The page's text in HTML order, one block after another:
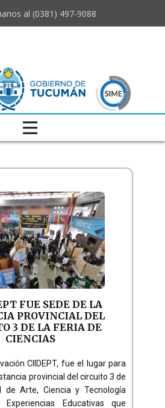
al (0381) ​497-9088
FUE SEDE DE LA
PROVINCIAL DEL
3 DE LA FERIA DE
CIENCIAS
CIIDEPT, fue el lugar para
provincial del circuito 3 de
de Arte, Ciencia y Tecnología
Educativas que